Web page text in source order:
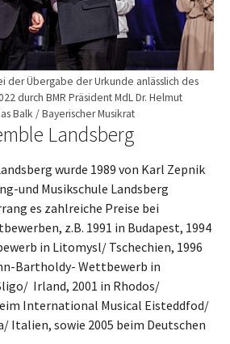
der Übergabe der Urkunde anlässlich des
durch BMR Präsident MdL Dr. Helmut
Balk / Bayerischer Musikrat
Landsberg
wurde 1989 von Karl Zepnik
und Musikschule Landsberg
es zahlreiche Preise bei
z.B. 1991 in Budapest, 1994
in Litomysl/ Tschechien, 1996
Bartholdy- Wettbewerb in
Irland, 2001 in Rhodos/
International Musical Eisteddfod/
Italien, sowie 2005 beim Deutschen